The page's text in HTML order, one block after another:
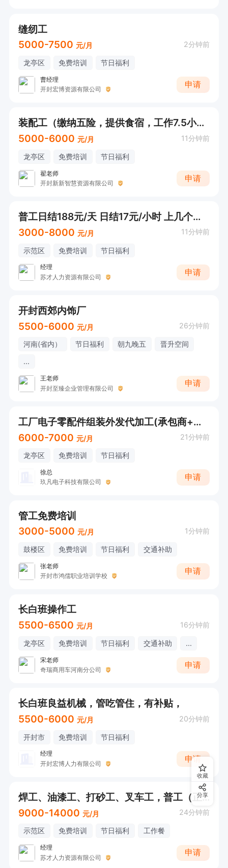
缝纫工
5000-7500 元/月 2分钟前
龙亭区 免费培训 节日福利
曹经理
开封宏博资源有限公司
申请
装配工（缴纳五险，提供食宿，工作7.5小时）
5000-6000 元/月 11分钟前
龙亭区 免费培训 节日福利
翟老师
开封新新智慧资源有限公司
申请
普工日结188元/天 日结17元/小时 上几个小时结几个小时
3000-8000 元/月 11分钟前
示范区 免费培训 节日福利
经理
苏才人力资源有限公司
申请
开封西郊内饰厂
5500-6000 元/月 26分钟前
河南(省内） 节日福利 朝九晚五
晋升空间
...
王老师
开封至臻企业管理有限公司
申请
工厂电子零配件组装外发代加工(承包商+拿回家做)220-260元/天(完工结算)
6000-7000 元/月 21分钟前
龙亭区 免费培训 节日福利
徐总
玖凡电子科技有限公司
申请
管工免费培训
3000-5000 元/月 1分钟前
鼓楼区 免费培训 节日福利 交通补助
张老师
开封市鸿儒职业培训学校
申请
长白班操作工
5500-6500 元/月 16分钟前
龙亭区 免费培训 节日福利 交通补助 ...
宋老师
奇瑞商用车河南分公司
申请
长白班良益机械，管吃管住，有补贴，
5500-6000 元/月 20分钟前
开封市 免费培训 节日福利
经理
开封宏博人力有限公司
申请
焊工、油漆工、打砂工、叉车工，普工（正常出勤每月工资9000～14000左右）
9000-14000 元/月 24分钟前
示范区 免费培训 节日福利 工作餐
经理
苏才人力资源有限公司
申请
收藏
分享